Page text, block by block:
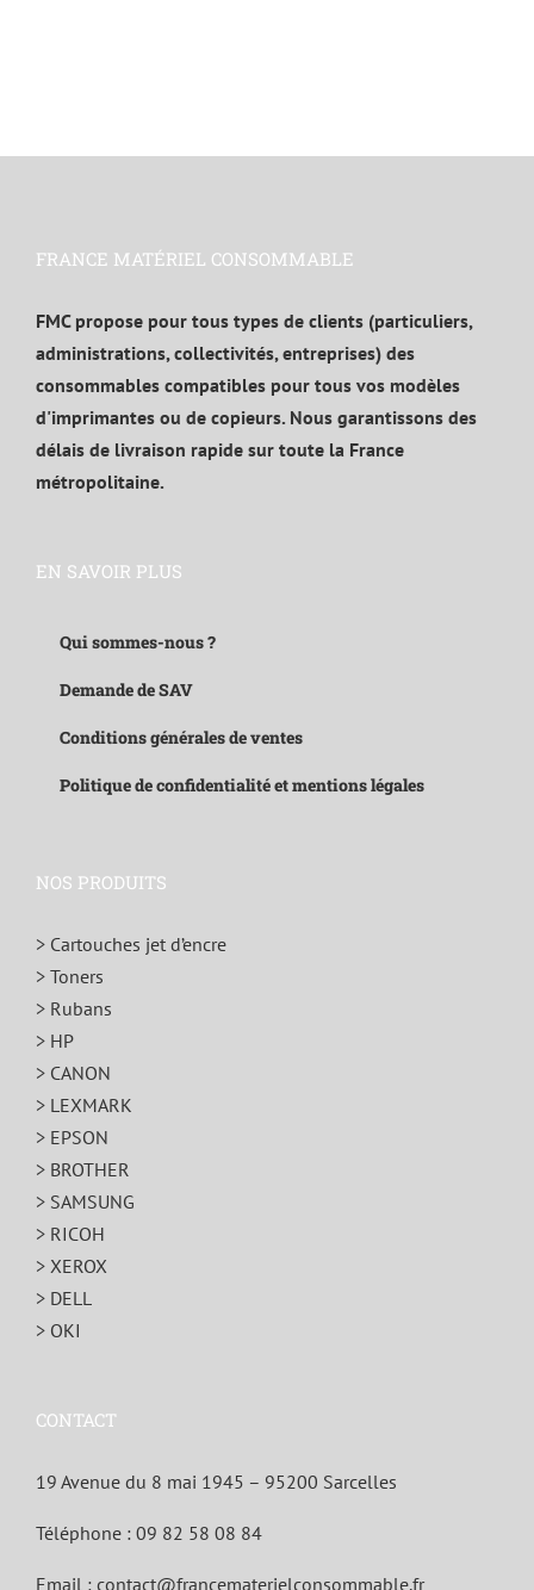
FRANCE MATÉRIEL CONSOMMABLE
FMC propose pour tous types de clients (particuliers,
administrations, collectivités, entreprises) des
consommables compatibles pour tous vos modèles
d'imprimantes ou de copieurs. Nous garantissons des
délais de livraison rapide sur toute la France
métropolitaine.
EN SAVOIR PLUS
Qui sommes-nous ?
Demande de SAV
Conditions générales de ventes
Politique de confidentialité et mentions légales
NOS PRODUITS
> Cartouches jet d’encre
> Toners
> Rubans
> HP
> CANON
> LEXMARK
> EPSON
> BROTHER
> SAMSUNG
> RICOH
> XEROX
> DELL
> OKI
CONTACT
19 Avenue du 8 mai 1945 – 95200 Sarcelles
Téléphone : 09 82 58 08 84
Email : contact@francematerielconsommable.fr